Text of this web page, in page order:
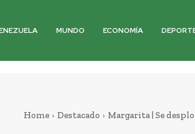
MUNDO ECONOMÍA
Home Destacado Margarita | Se